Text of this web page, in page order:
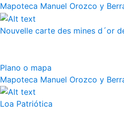
Mapoteca Manuel Orozco y
Nouvelle carte des mines d´or
Plano o mapa
Mapoteca Manuel Orozco y
Loa Patriótica